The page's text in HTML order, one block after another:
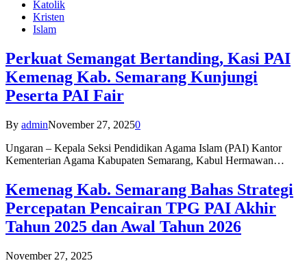
Katolik
Kristen
Islam
Perkuat Semangat Bertanding, Kasi PAI
Kemenag Kab. Semarang Kunjungi
Peserta PAI Fair
By adminNovember 27, 20250
Ungaran – Kepala Seksi Pendidikan Agama Islam (PAI) Kantor
Kementerian Agama Kabupaten Semarang, Kabul Hermawan…
Kemenag Kab. Semarang Bahas Strategi
Percepatan Pencairan TPG PAI Akhir
Tahun 2025 dan Awal Tahun 2026
November 27, 2025